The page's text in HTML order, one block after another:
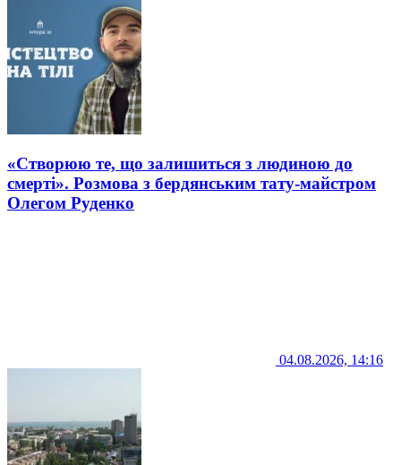
«Створюю те, що залишиться з людиною до
смерті». Розмова з бердянським тату-майстром
Олегом Руденко
04.08.2026, 14:16